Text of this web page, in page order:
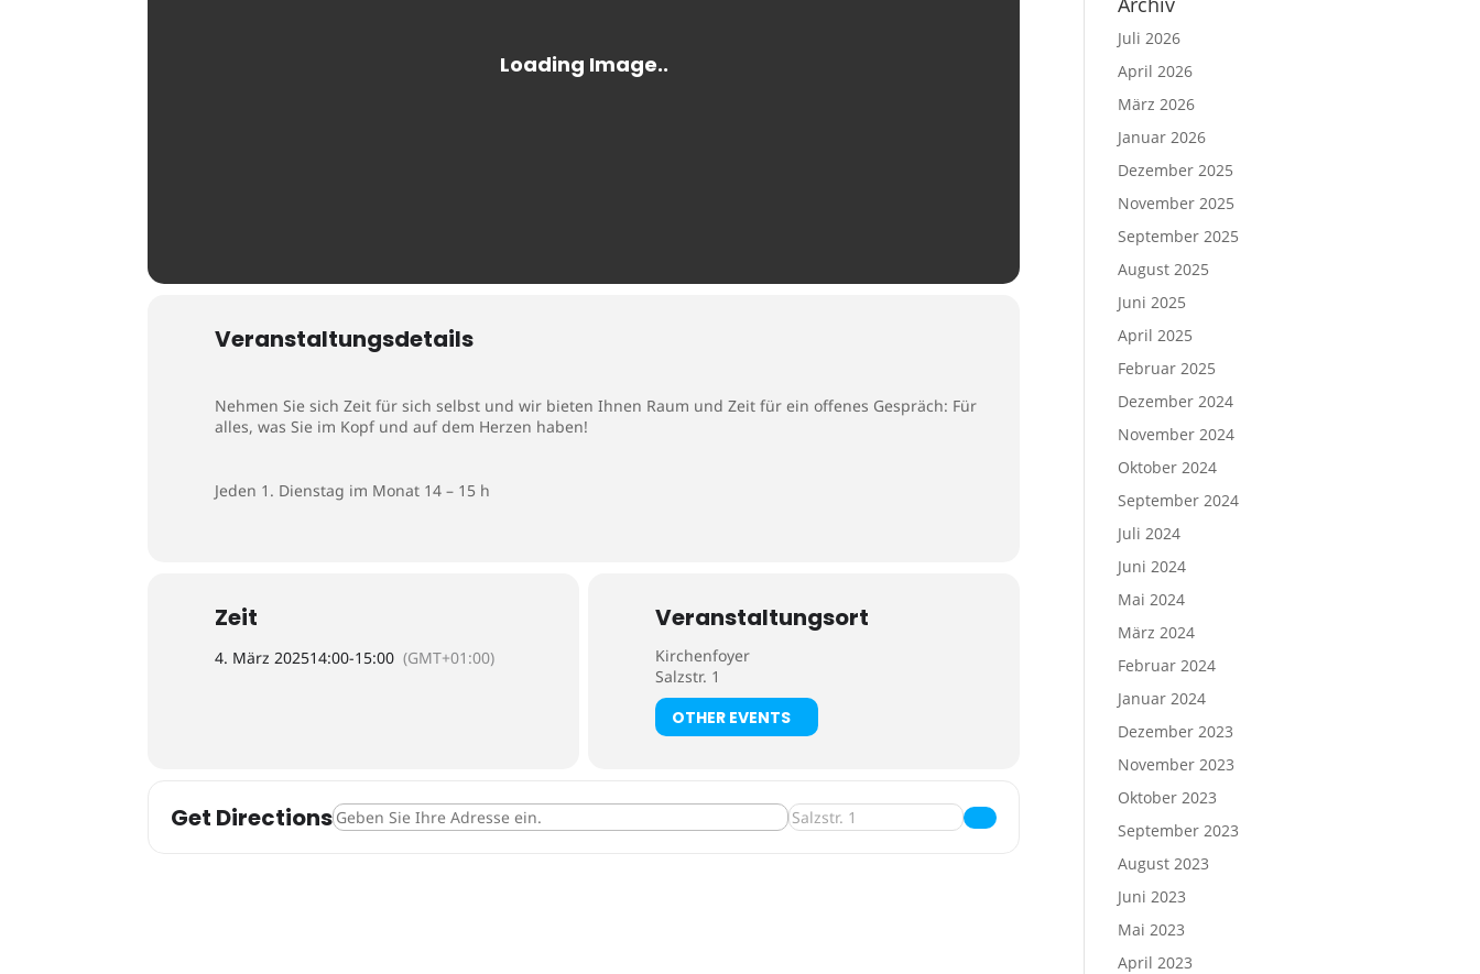
Veranstaltungsdetails
Nehmen Sie sich Zeit für sich selbst und wir bieten Ihnen Raum und Zeit für ein offenes Gespräch: Für
alles, was Sie im Kopf und auf dem Herzen haben!
Jeden 1. Dienstag im Monat 14 – 15 h
Zeit
4. März 202514:00-15:00 (GMT+01:00)
Veranstaltungsort
Kirchenfoyer
Salzstr. 1
OTHER EVENTS
Get DirectionsAddress - Gesprächs.Zeit im Kirchenfoyer [] Destination Address - Gesprächs.Zeit im Kirchenfoyer []
Juli 2026
April 2026
März 2026
Januar 2026
Dezember 2025
November 2025
September 2025
August 2025
Juni 2025
April 2025
Februar 2025
Dezember 2024
November 2024
Oktober 2024
September 2024
Juli 2024
Juni 2024
Mai 2024
März 2024
Februar 2024
Januar 2024
Dezember 2023
November 2023
Oktober 2023
September 2023
August 2023
Juni 2023
Mai 2023
April 2023